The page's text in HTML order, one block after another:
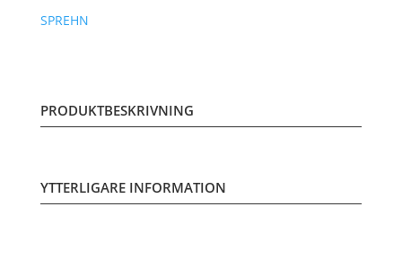
SPREHN
PRODUKTBESKRIVNING
YTTERLIGARE INFORMATION